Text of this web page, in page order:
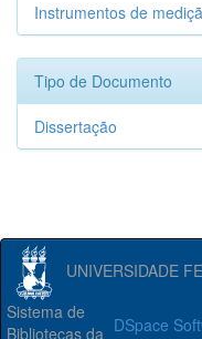
Instrumentos de
Tipo de Documento
Dissertação
UNIVERSIDADE
DSpace
Sistema de
Bibliotecas da